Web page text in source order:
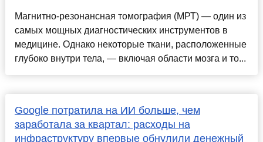
Магнитно-резонансная томография (МРТ) — один из
самых мощных диагностических инструментов в
медицине. Однако некоторые ткани, расположенные
глубоко внутри тела, — включая области мозга и то...
Google потратила на ИИ больше, чем
заработала за квартал: расходы на
инфраструктуру впервые обнулили денежный